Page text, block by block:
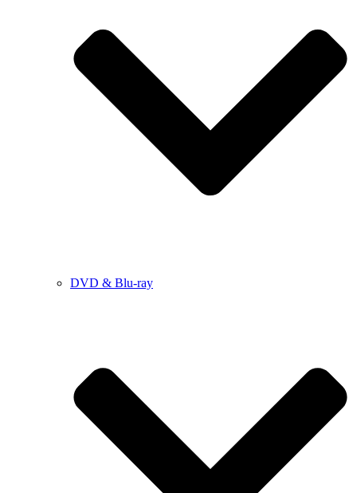
DVD & Blu-ray